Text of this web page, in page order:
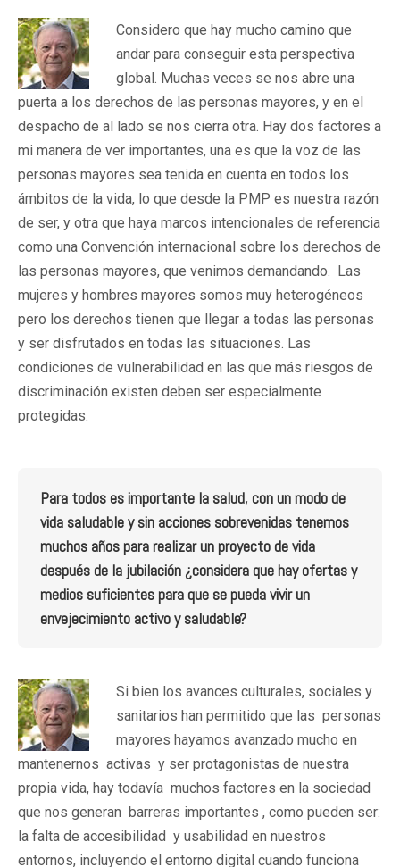
Considero que hay mucho camino que
andar para conseguir esta perspectiva
global. Muchas veces se nos abre una
puerta a los derechos de las personas mayores, y en el
despacho de al lado se nos cierra otra. Hay dos factores a
mi manera de ver importantes, una es que la voz de las
personas mayores sea tenida en cuenta en todos los
ámbitos de la vida, lo que desde la PMP es nuestra razón
de ser, y otra que haya marcos intencionales de referencia
como una Convención internacional sobre los derechos de
las personas mayores, que venimos demandando. Las
mujeres y hombres mayores somos muy heterogéneos
pero los derechos tienen que llegar a todas las personas
y ser disfrutados en todas las situaciones. Las
condiciones de vulnerabilidad en las que más riesgos de
discriminación existen deben ser especialmente
protegidas.
Para todos es importante la salud, con un modo de
vida saludable y sin acciones sobrevenidas tenemos
muchos años para realizar un proyecto de vida
después de la jubilación ¿considera que hay ofertas y
medios suficientes para que se pueda vivir un
envejecimiento activo y saludable?
Si bien los avances culturales, sociales y
sanitarios han permitido que las personas
mayores hayamos avanzado mucho en
mantenernos activas y ser protagonistas de nuestra
propia vida, hay todavía muchos factores en la sociedad
que nos generan barreras importantes , como pueden ser:
la falta de accesibilidad y usabilidad en nuestros
entornos, incluyendo el entorno digital cuando funciona